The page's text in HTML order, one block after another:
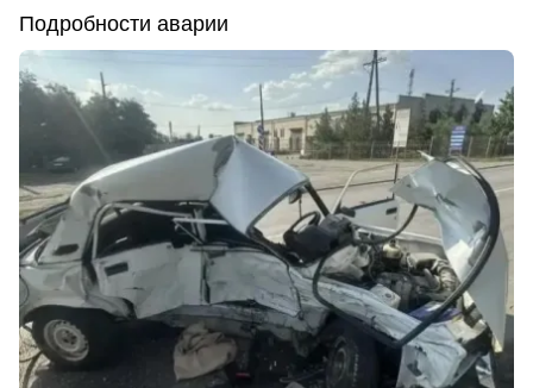
Подробности аварии